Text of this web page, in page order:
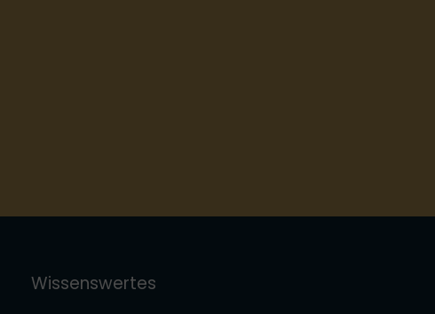
Wissenswertes